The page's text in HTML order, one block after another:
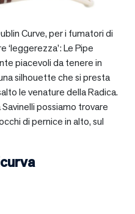
Curve, per i fumatori di
‘leggerezza’: Le Pipe
piacevoli da tenere in
silhouette che si presta
le venature della Radica.
possiamo trovare
di pernice in alto, sul